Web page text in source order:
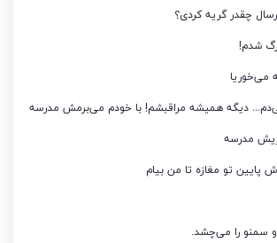
چقدر گریه کردی؟
شدم!
می‌خوریا
دیگه همیشه مراقبشم! با خودم می‌برمش مدرسه
مدرسه
پایین تو مغازه تا من بیام
سمنو را می‌چشد.